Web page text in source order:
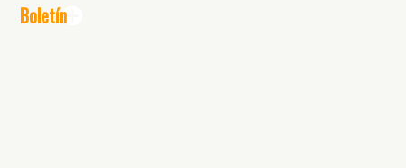
Boletín